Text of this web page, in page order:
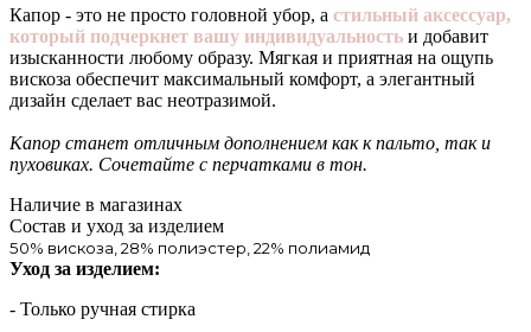
Капор - это не просто головной убор, а стильный аксессуар,
который подчеркнет вашу индивидуальность и добавит
изысканности любому образу. Мягкая и приятная на ощупь
вискоза обеспечит максимальный комфорт, а элегантный
дизайн сделает вас неотразимой.
Капор станет отличным дополнением как к пальто, так и
пуховиках. Сочетайте с перчатками в тон.
Наличие в магазинах
Состав и уход за изделием
50% вискоза, 28% полиэстер, 22% полиамид
Уход за изделием:
- Только ручная стирка